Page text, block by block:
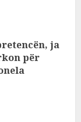
ja
për